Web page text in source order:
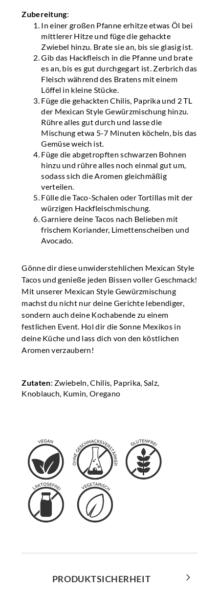
Zubereitung:
In einer großen Pfanne erhitze etwas Öl bei
mittlerer Hitze und füge die gehackte
Zwiebel hinzu. Brate sie an, bis sie glasig ist.
Gib das Hackfleisch in die Pfanne und brate
es an, bis es gut durchgegart ist. Zerbrich das
Fleisch während des Bratens mit einem
Löffel in kleine Stücke.
Füge die gehackten Chilis, Paprika und 2 TL
der Mexican Style Gewürzmischung hinzu.
Rühre alles gut durch und lasse die
Mischung etwa 5-7 Minuten köcheln, bis das
Gemüse weich ist.
Füge die abgetropften schwarzen Bohnen
hinzu und rühre alles noch einmal gut um,
sodass sich die Aromen gleichmäßig
verteilen.
Fülle die Taco-Schalen oder Tortillas mit der
würzigen Hackfleischmischung.
Garniere deine Tacos nach Belieben mit
frischem Koriander, Limettenscheiben und
Avocado.
Gönne dir diese unwiderstehlichen Mexican Style
Tacos und genieße jeden Bissen voller Geschmack!
Mit unserer Mexican Style Gewürzmischung
machst du nicht nur deine Gerichte lebendiger,
sondern auch deine Kochabende zu einem
festlichen Event. Hol dir die Sonne Mexikos in
deine Küche und lass dich von den köstlichen
Aromen verzaubern!
Zutaten: Zwiebeln, Chilis, Paprika, Salz,
Knoblauch, Kumin, Oregano
PRODUKTSICHERHEIT